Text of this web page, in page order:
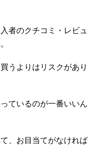
者のクチコミ・レビュ
うよりはリスクがあり
ているのが一番いいん
、お目当てがなければ